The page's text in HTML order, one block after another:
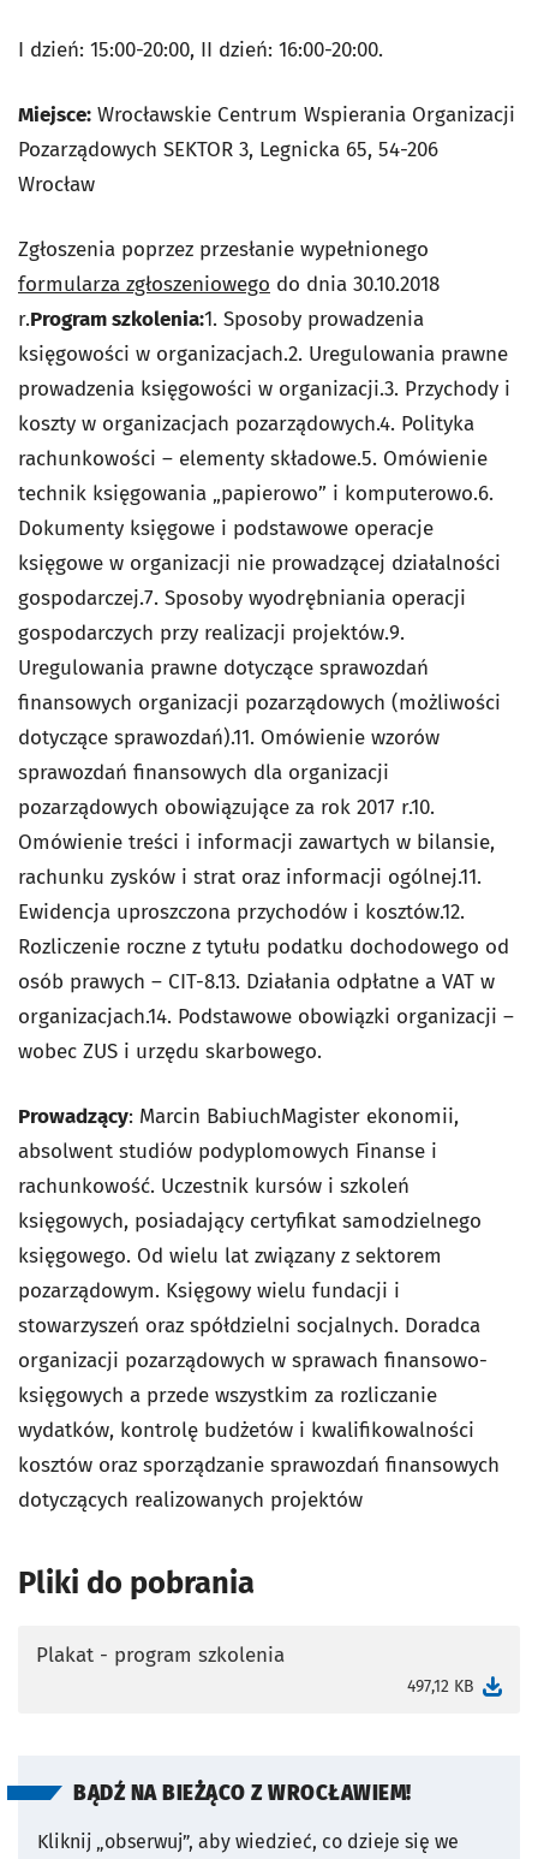
I dzień: 15:00-20:00, II dzień: 16:00-20:00.
Miejsce: Wrocławskie Centrum Wspierania Organizacji
Pozarządowych SEKTOR 3, Legnicka 65, 54-206
Wrocław
Zgłoszenia poprzez przesłanie wypełnionego
formularza zgłoszeniowego do dnia 30.10.2018
r.Program szkolenia:1. Sposoby prowadzenia
księgowości w organizacjach.2. Uregulowania prawne
prowadzenia księgowości w organizacji.3. Przychody i
koszty w organizacjach pozarządowych.4. Polityka
rachunkowości – elementy składowe.5. Omówienie
technik księgowania „papierowo” i komputerowo.6.
Dokumenty księgowe i podstawowe operacje
księgowe w organizacji nie prowadzącej działalności
gospodarczej.7. Sposoby wyodrębniania operacji
gospodarczych przy realizacji projektów.9.
Uregulowania prawne dotyczące sprawozdań
finansowych organizacji pozarządowych (możliwości
dotyczące sprawozdań).11. Omówienie wzorów
sprawozdań finansowych dla organizacji
pozarządowych obowiązujące za rok 2017 r.10.
Omówienie treści i informacji zawartych w bilansie,
rachunku zysków i strat oraz informacji ogólnej.11.
Ewidencja uproszczona przychodów i kosztów.12.
Rozliczenie roczne z tytułu podatku dochodowego od
osób prawych – CIT-8.13. Działania odpłatne a VAT w
organizacjach.14. Podstawowe obowiązki organizacji –
wobec ZUS i urzędu skarbowego.
Prowadzący: Marcin BabiuchMagister ekonomii,
absolwent studiów podyplomowych Finanse i
rachunkowość. Uczestnik kursów i szkoleń
księgowych, posiadający certyfikat samodzielnego
księgowego. Od wielu lat związany z sektorem
pozarządowym. Księgowy wielu fundacji i
stowarzyszeń oraz spółdzielni socjalnych. Doradca
organizacji pozarządowych w sprawach finansowo-
księgowych a przede wszystkim za rozliczanie
wydatków, kontrolę budżetów i kwalifikowalności
kosztów oraz sporządzanie sprawozdań finansowych
dotyczących realizowanych projektów
Pliki do pobrania
Plakat - program szkolenia
497,12 KB
BĄDŹ NA BIEŻĄCO Z WROCŁAWIEM!
Kliknij „obserwuj”, aby wiedzieć, co dzieje się we